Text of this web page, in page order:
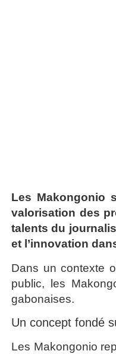
Les Makongonio
valorisation des
talents du
et l’innovation
Dans un contexte
public, les
gabonaises.
Un concept fondé
Les Makongonio